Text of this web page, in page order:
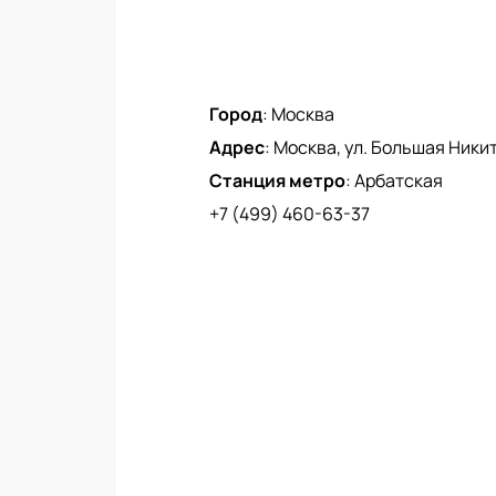
Город: Москва
Адрес: Москва, ул. Большая
Станция метро:Арбатская
+7 (499) 460-63-37